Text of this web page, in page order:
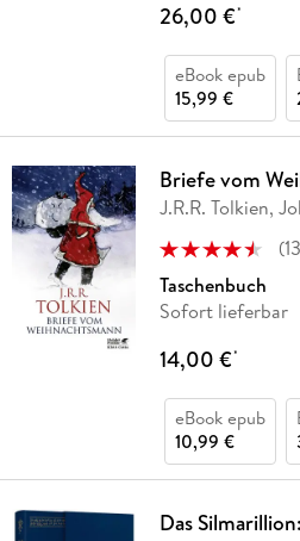
26,00 €*
eBook epub
15,99 €
Briefe vom
J.R.R. Tolkien,
(
Taschenbuch
Sofort lieferbar
14,00 €*
eBook epub
10,99 €
Das